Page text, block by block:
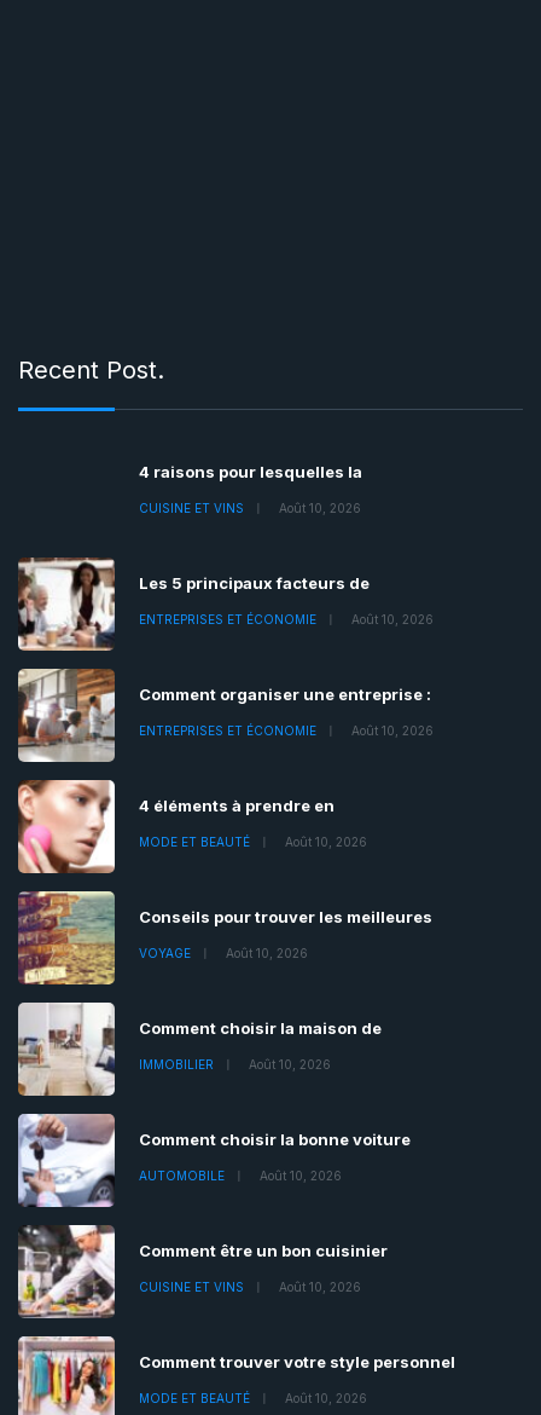
Recent Post.
4 raisons pour lesquelles la
CUISINE ET VINS Août 10, 2026
Les 5 principaux facteurs de
ENTREPRISES ET ÉCONOMIE Août 10, 2026
Comment organiser une entreprise :
ENTREPRISES ET ÉCONOMIE Août 10, 2026
4 éléments à prendre en
MODE ET BEAUTÉ Août 10, 2026
Conseils pour trouver les meilleures
VOYAGE Août 10, 2026
Comment choisir la maison de
IMMOBILIER Août 10, 2026
Comment choisir la bonne voiture
AUTOMOBILE Août 10, 2026
Comment être un bon cuisinier
CUISINE ET VINS Août 10, 2026
Comment trouver votre style personnel
MODE ET BEAUTÉ Août 10, 2026